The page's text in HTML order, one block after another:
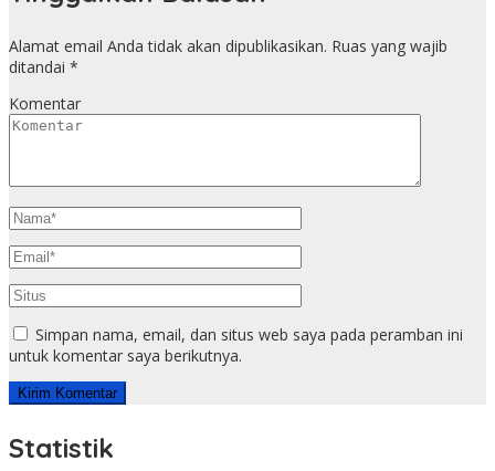
Alamat email Anda tidak akan dipublikasikan. Ruas yang wajib
ditandai *
Komentar
Simpan nama, email, dan situs web saya pada peramban ini
untuk komentar saya berikutnya.
Statistik